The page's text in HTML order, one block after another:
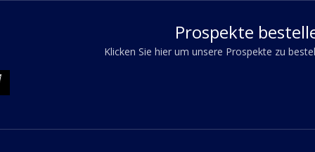
Prospekte
Klicken Sie hier um unsere Prospekte zu